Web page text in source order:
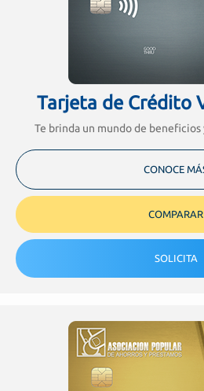
Tarjeta de Crédito
Te brinda un mundo de beneficios
CONOCE
COMPARAR
SOLICITA